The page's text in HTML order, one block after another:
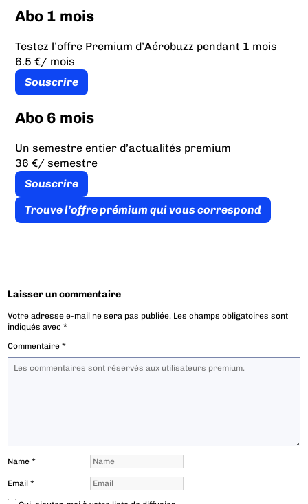
Abo 1 mois
Testez l’offre Premium d’Aérobuzz pendant 1 mois
6.5 €/ mois
Souscrire
Abo 6 mois
Un semestre entier d’actualités premium
36 €/ semestre
Souscrire
Trouve l’offre prémium qui vous correspond
Laisser un commentaire
Votre adresse e-mail ne sera pas publiée. Les champs obligatoires sont
indiqués avec*
Commentaire*
Name*
Email*